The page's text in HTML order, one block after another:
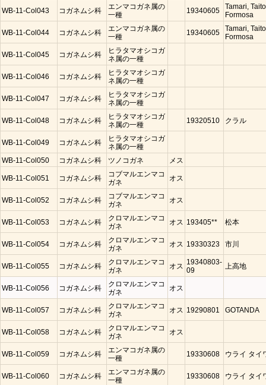
WB-11-Col043 コガネムシ科
エンマコガネ属の
一種
19340605
Tamari,
Formosa
WB-11-Col044 コガネムシ科
エンマコガネ属の
一種
19340605
Tamari,
Formosa
WB-11-Col045 コガネムシ科
ヒラタマオシコガ
ネ属の一種
WB-11-Col046 コガネムシ科
ヒラタマオシコガ
ネ属の一種
WB-11-Col047 コガネムシ科
ヒラタマオシコガ
ネ属の一種
WB-11-Col048 コガネムシ科
ヒラタマオシコガ
ネ属の一種
19320510 クラル
WB-11-Col049 コガネムシ科
ヒラタマオシコガ
ネ属の一種
WB-11-Col050
コガネムシ科 ツノコガネ メス
WB-11-Col051 コガネムシ科
コブマルエンマコ
ガネ
オス
WB-11-Col052 コガネムシ科
コブマルエンマコ
ガネ
オス
WB-11-Col053 コガネムシ科
クロマルエンマコ
ガネ
オス 193405** 松本
WB-11-Col054 コガネムシ科
クロマルエンマコ
ガネ
オス 19330323 市川
WB-11-Col055 コガネムシ科
クロマルエンマコ
ガネ
オス 19340803-
09
上高地
WB-11-Col056 コガネムシ科
クロマルエンマコ
ガネ
オス
WB-11-Col057 コガネムシ科
クロマルエンマコ
ガネ
オス 19290801 GOTANDA
WB-11-Col058 コガネムシ科
クロマルエンマコ
ガネ
オス
WB-11-Col059 コガネムシ科
エンマコガネ属の
一種
19330608 ウライ タイ
WB-11-Col060 コガネムシ科
エンマコガネ属の
一種
19330608 ウライ タイ